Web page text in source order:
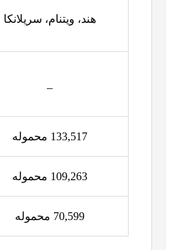
هند، ویتنام، سریلانکا
133,517 محموله
109,263 محموله
70,599 محموله